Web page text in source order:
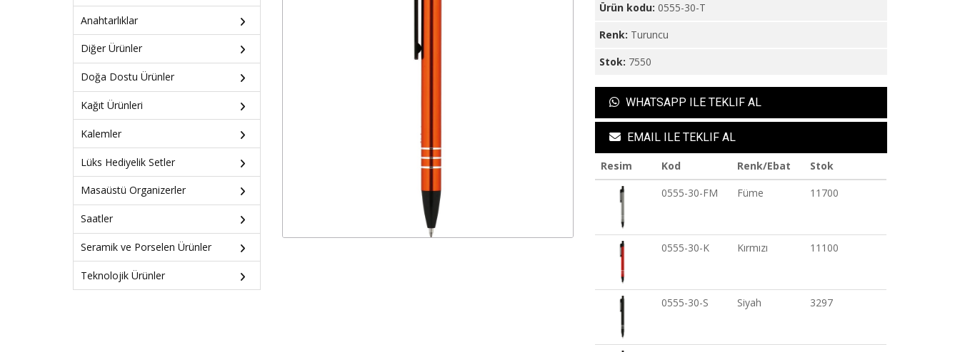
Anahtarlıklar
Diğer Ürünler
Doğa Dostu Ürünler
Kağıt Ürünleri
Kalemler
Lüks Hediyelik Setler
Masaüstü Organizerler
Saatler
Seramik ve Porselen Ürünler
Teknolojik Ürünler
Ürün kodu: 0555-30-T
Renk: Turuncu
Stok: 7550
WHATSAPP ILE TEKLIF AL
EMAIL ILE TEKLIF AL
Resim Kod Renk/Ebat
Stok
0555-30-FM
Füme 11700
0555-30-K Kırmızı 11100
0555-30-S Siyah 3297